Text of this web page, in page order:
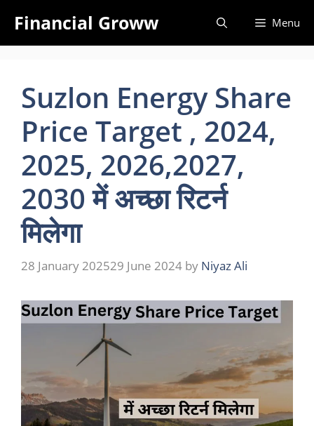
content
Financial Groww Menu
Suzlon Energy Share
Price Target , 2024,
2025, 2026,2027,
2030 में अच्छा रिटर्न
मिलेगा
28 January 202529 June 2024 by Niyaz Ali